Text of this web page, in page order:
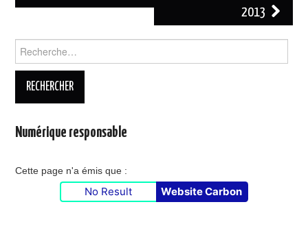
2013
Numérique responsable
Cette page n'a émis que :
No Result Website Carbon